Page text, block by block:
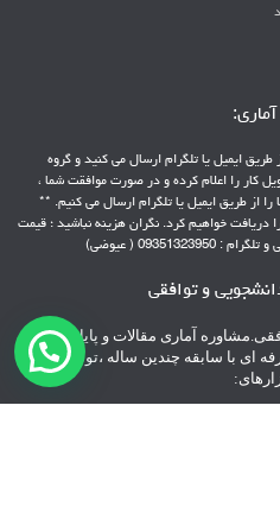
طریق ایمیل یا تلگرام ارسال می کنید و گروه
کار را اعلام کرده و در صورت موافقت شما ،
را از طریق ایمیل یا تلگرام ارسال می کنیم. **
دریافت خواهیم کرد. نگران هزینه نباشید ؛ قیمت
( عیوضی)
و توافقی
آماری مقالات و پایانامه های
ای با سابقه چندین ساله ،توسط